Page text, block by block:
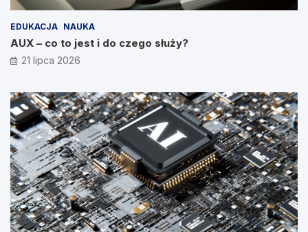
EDUKACJA NAUKA
AUX – co to jest i do czego służy?
21 lipca 2026